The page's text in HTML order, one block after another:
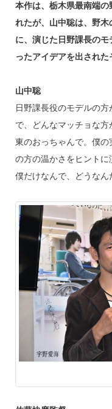
本作は、栃木県最南端
れたが、山中聡は、野木
に、演じた日野課長の
ったアイデアを出された
山中聡
日野課長役のモデルの
で、どんなマッチョな
東のおっちゃんで。僕の
の方の温かさをヒント
僕だけなんで、どうなん